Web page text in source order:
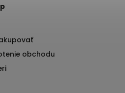
obchodu